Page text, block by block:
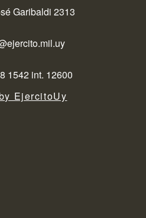
Garibaldi 2313
1542 int. 12600
EjercitoUy